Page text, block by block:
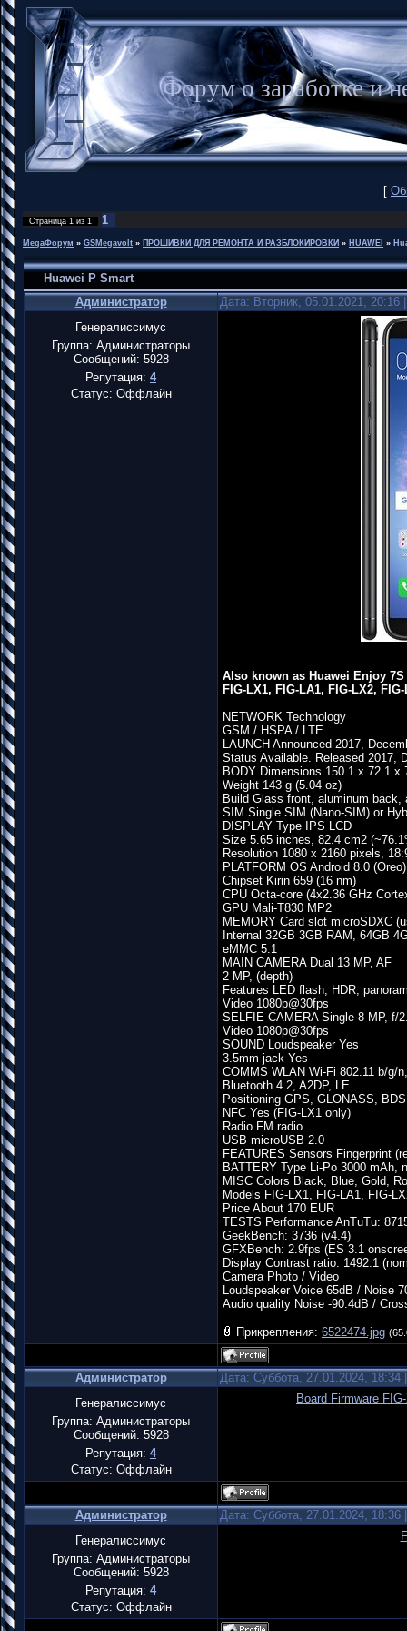
Форум о заработке
[
Страница 1 из 1 1
MegaФорум » GSMegavolt » ПРОШИВКИ ДЛЯ РЕМОНТА И РАЗБЛОКИРОВКИ » HUAWEI »
Huawei P Smart
Администратор
Дата: Вторник, 05.01.2021,
Генералиссимус
Группа: Администраторы
Сообщений: 5928
Репутация: 4
Статус: Оффлайн
Also known as Huawei Enjoy
FIG-LX1, FIG-LA1, FIG-LX2,
NETWORK Technology
GSM / HSPA / LTE
LAUNCH Announced 2017,
Status Available. Released 2017,
BODY Dimensions 150.1 x 72.1
Weight 143 g (5.04 oz)
Build Glass front, aluminum back,
SIM Single SIM (Nano-SIM) or
DISPLAY Type IPS LCD
Size 5.65 inches, 82.4 cm2
Resolution 1080 x 2160 pixels,
PLATFORM OS Android 8.0
Chipset Kirin 659 (16 nm)
CPU Octa-core (4x2.36 GHz
GPU Mali-T830 MP2
MEMORY Card slot microSDXC
Internal 32GB 3GB RAM, 64GB
eMMC 5.1
MAIN CAMERA Dual 13 MP, AF
2 MP, (depth)
Features LED flash, HDR,
Video 1080p@30fps
SELFIE CAMERA Single 8 MP, f/
Video 1080p@30fps
SOUND Loudspeaker Yes
3.5mm jack Yes
COMMS WLAN Wi-Fi 802.11 b/g/
Bluetooth 4.2, A2DP, LE
Positioning GPS, GLONASS, BDS
NFC Yes (FIG-LX1 only)
Radio FM radio
USB microUSB 2.0
FEATURES Sensors Fingerprint
BATTERY Type Li-Po 3000 mAh,
MISC Colors Black, Blue, Gold,
Models FIG-LX1, FIG-LA1, FIG-
Price About 170 EUR
TESTS Performance AnTuTu:
GeekBench: 3736 (v4.4)
GFXBench: 2.9fps (ES 3.1
Display Contrast ratio: 1492:1
Camera Photo / Video
Loudspeaker Voice 65dB / Noise
Audio quality Noise -90.4dB /
Прикрепления: 6522474.jpg
Администратор
Дата: Суббота, 27.01.2024,
Генералиссимус
Группа: Администраторы
Сообщений: 5928
Репутация: 4
Статус: Оффлайн
Board Firmware
Администратор
Дата: Суббота, 27.01.2024,
Генералиссимус
Группа: Администраторы
Сообщений: 5928
Репутация: 4
Статус: Оффлайн